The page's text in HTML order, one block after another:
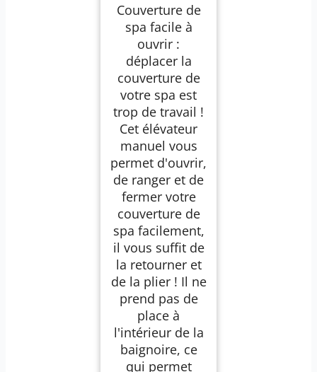
Baignoire Balnéo,
Hauteur Ajustable
80-105 cm et
Largeur 135-235
cm, Installé en Bas
d'un Côté, Adapté à
Différentes Tailles
de Baignoires
Rectangulaires,
Bain
Couverture de
spa facile à
ouvrir :
déplacer la
couverture de
votre spa est
trop de travail !
Cet élévateur
manuel vous
permet d'ouvrir,
de ranger et de
fermer votre
couverture de
spa facilement,
il vous suffit de
la retourner et
de la plier ! Il ne
prend pas de
place à
l'intérieur de la
baignoire, ce
qui permet